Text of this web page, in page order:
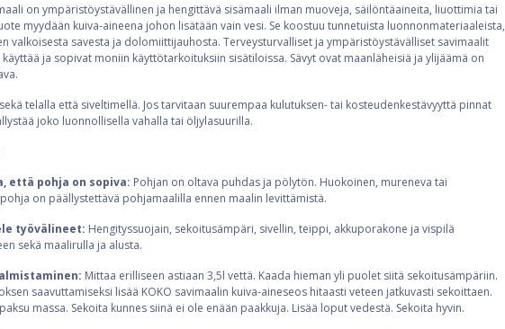
on ympäristöystävällinen ja hengittävä sisämaali ilman muoveja, säilöntäaineita, liuottimia tai
myydään kuiva-aineena johon lisätään vain vesi. Se koostuu tunnetuista luonnonmateriaaleista,
valkoisesta savesta ja dolomiittijauhosta. Terveysturvalliset ja ympäristöystävälliset savimaalit
ja sopivat moniin käyttötarkoituksiin sisätiloissa. Sävyt ovat maanläheisiä ja ylijäämä on
telalla että siveltimellä. Jos tarvitaan suurempaa kulutuksen- tai kosteudenkestävyyttä pinnat
joko luonnollisella vahalla tai öljylasuurilla.
että pohja on sopiva: Pohjan on oltava puhdas ja pölytön. Huokoinen, mureneva tai
on päällystettävä pohjamaalilla ennen maalin levittämistä.
työvälineet: Hengityssuojain, sekoitusämpäri, sivellin, teippi, akkuporakone ja vispilä
sekä maalirulla ja alusta.
Mittaa erilliseen astiaan 3,5l vettä. Kaada hieman yli puolet siitä sekoitusämpäriin.
saavuttamiseksi lisää KOKO savimaalin kuiva-aineseos hitaasti veteen jatkuvasti sekoittaen.
massa. Sekoita kunnes siinä ei ole enään paakkuja. Lisää loput vedestä. Sekoita hyvin.